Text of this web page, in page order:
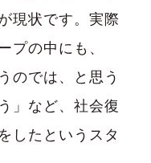
現状です。実際
プの中にも、
のでは、と思う
」など、社会復
したというスタ